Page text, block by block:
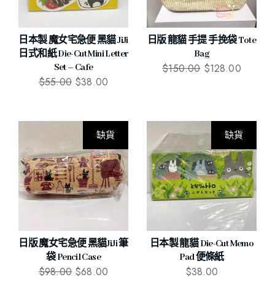
日本製 魔女宅急便 黑貓 JiJi
日式和紙 Die-Cut Mini Letter
Set – Cafe
$55.00 $38.00
日版 龍貓 手提 手挽袋 Tote
Bag
$150.00 $128.00
缺貨
日版 魔女宅急便 黑貓JiJi 筆
袋 Pencil Case
$98.00 $68.00
缺貨
日本製 龍貓 Die-Cut Memo
Pad 便條紙
$38.00